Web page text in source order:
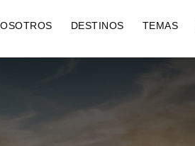
DESTINOS TEMAS